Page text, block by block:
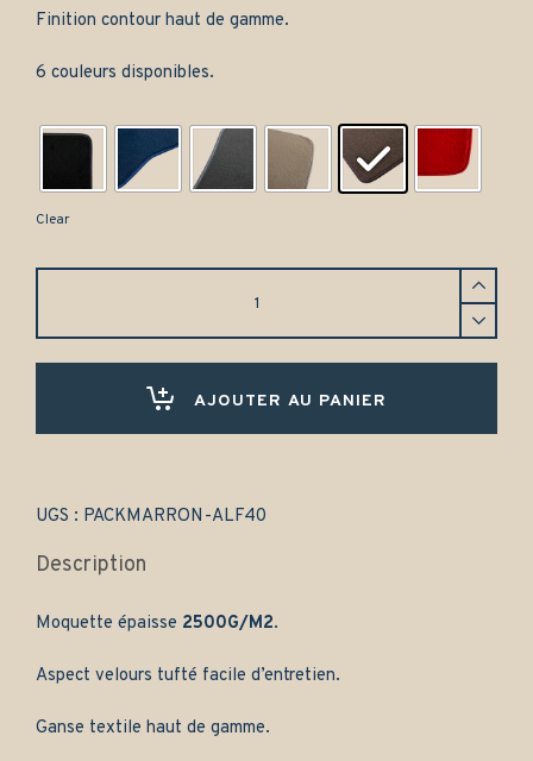
Finition contour haut de gamme.
6 couleurs disponibles.
Clear
-
classique
AJOUTER AU PANIER
UGS : PACKMARRON-ALF40
Description
Moquette épaisse 2500G/M2.
Aspect velours tufté facile d’entretien.
Ganse textile haut de gamme.